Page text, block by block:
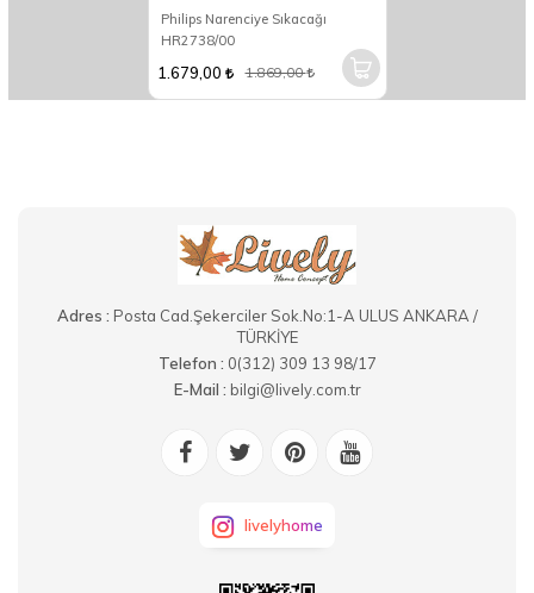
Philips Narenciye Sıkacağı
HR2738/00
1.679,00 1.869,00
Adres : Posta Cad.Şekerciler Sok.No:1-A ULUS ANKARA /
TÜRKİYE
Telefon : 0(312) 309 13 98/17
E-Mail : bilgi@lively.com.tr
livelyhome